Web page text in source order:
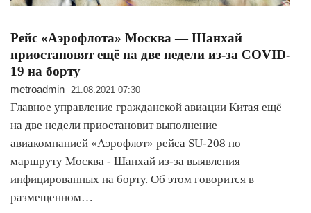
Рейс «Аэрофлота» Москва — Шанхай
приостановят ещё на две недели из-за COVID-
19 на борту
metroadmin 21.08.2021 07:30
Главное управление гражданской авиации Китая ещё
на две недели приостановит выполнение
авиакомпанией «Аэрофлот» рейса SU-208 по
маршруту Москва - Шанхай из-за выявления
инфицированных на борту. Об этом говорится в
размещенном…